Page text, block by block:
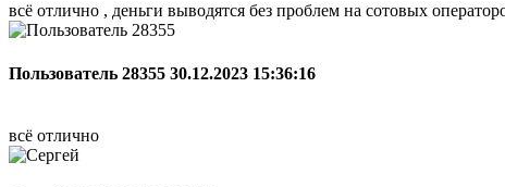
всё отлично , деньги выводятся без проблем на сотовых
Пользователь 28355 30.12.2023 15:36:16
всё отлично